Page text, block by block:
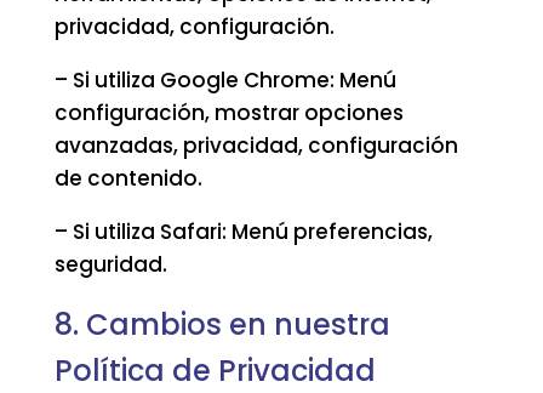
privacidad, configuración.
– Si utiliza Google Chrome: Menú
configuración, mostrar opciones
avanzadas, privacidad, configuración
de contenido.
– Si utiliza Safari: Menú preferencias,
seguridad.
8. Cambios en nuestra
Política de Privacidad